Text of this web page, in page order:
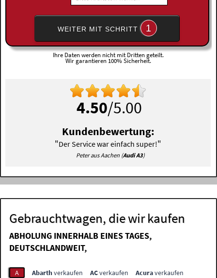
WEITER MIT SCHRITT 1
Ihre Daten werden nicht mit Dritten geteilt.
Wir garantieren 100% Sicherheit.
4.50/5.00
Kundenbewertung:
"Der Service war einfach super!"
Peter aus Aachen (Audi A3)
Gebrauchtwagen, die wir kaufen
ABHOLUNG INNERHALB EINES TAGES,
DEUTSCHLANDWEIT,
A Abarthverkaufen ACverkaufen Acuraverkaufen